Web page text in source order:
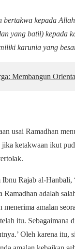
kepada
yang batil) kepada
karunia yang
Membangun
usai Ramadhan
ketakwaan ikut
Rajab al-Hanbali,
adalah
amalan
itu. Sebagaimana
Oleh karena itu,